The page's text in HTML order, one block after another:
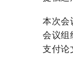
本次会
会议组
支付论